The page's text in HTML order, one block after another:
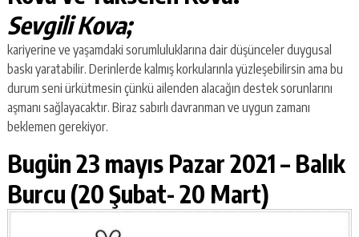
Sevgili Kova;
kariyerine ve yaşamdaki sorumluluklarına dair düşünceler duygusal
baskı yaratabilir. Derinlerde kalmış korkularınla yüzleşebilirsin ama bu
durum seni ürkütmesin çünkü ailenden alacağın destek sorunlarını
aşmanı sağlayacaktır. Biraz sabırlı davranman ve uygun zamanı
beklemen gerekiyor.
Bugün 23 mayıs Pazar 2021 – Balık
Burcu (20 Şubat- 20 Mart)